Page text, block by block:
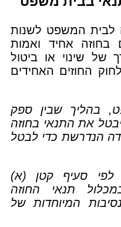
לבית המשפט לשנות
אחיד ואמות
של שינוי או ביטול
כאמור, נקבעו בסעיף 19 לחוק החוזים האחידים
בהליך שבין ספק
את התנאי בחוזה
הנדרשת כדי לבטל
לפי סעיף קטן (א)
תנאי החוזה
המיוחדות של